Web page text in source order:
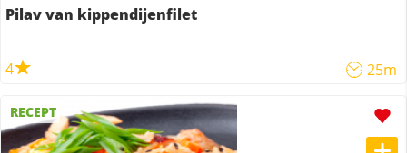
Pilav van kippendijenfilet
4 25m
RECEPT